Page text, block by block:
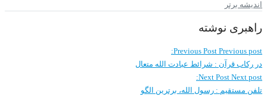
اندیشه برتر
راهبری نوشته
Previous Post Previous post:
در رکاب قرآن : شرائط عبادت الله متعال
Next Post Next post:
تلفن مستقیم : رسول الله، برترین الگو